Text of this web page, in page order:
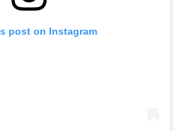
post on Instagram